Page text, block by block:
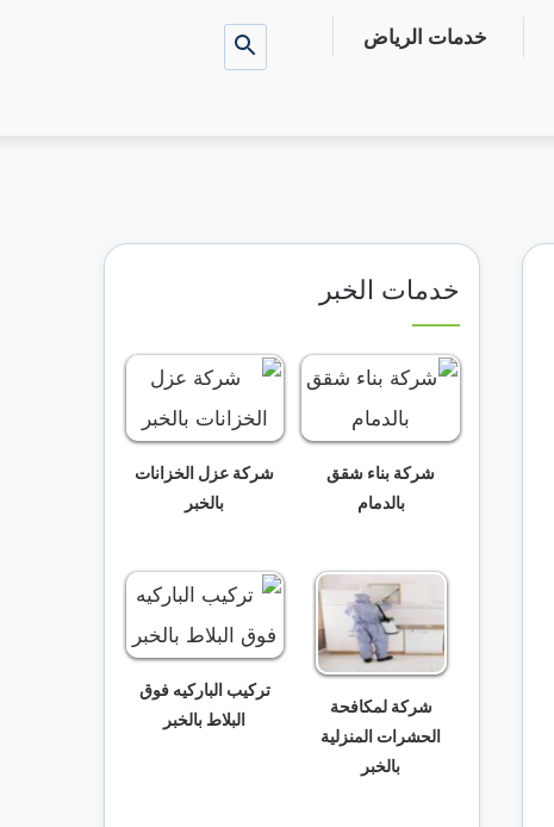
بحث
خدمات الرياض
خدمات الخبر
شركة بناء شقق
بالدمام
شركة عزل الخزانات
بالخبر
شركة لمكافحة
الحشرات المنزلية
بالخبر
تركيب الباركيه فوق
البلاط بالخبر